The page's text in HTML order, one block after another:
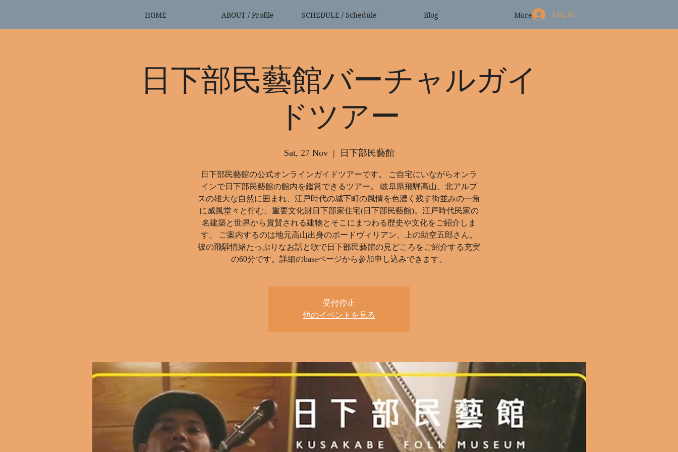
HOME ABOUT / Profile SCHEDULE / Schedule Blog More Log In
日下部民藝館バーチャルガイ
ドツアー
Sat, 27 Nov
  |
日下部民藝館
日下部民藝館の公式オンラインガイドツアーです。 ご自宅にいながらオンラ
インで日下部民藝館の館内を鑑賞できるツアー。 岐阜県飛騨高山、北アルプ
スの雄大な自然に囲まれ、江戸時代の城下町の風情を色濃く残す街並みの一角
に威風堂々と佇む、重要文化財日下部家住宅(日下部民藝館)。江戸時代民家の
名建築と世界から賞賛される建物とそこにまつわる歴史や文化をご紹介しま
す。 ご案内するのは地元高山出身のボードヴィリアン、上の助空五郎さん。
彼の飛騨情緒たっぷりなお話と歌で日下部民藝館の見どころをご紹介する充実
の60分です。詳細のbaseページから参加申し込みできます。
受付停止
他のイベントを見る